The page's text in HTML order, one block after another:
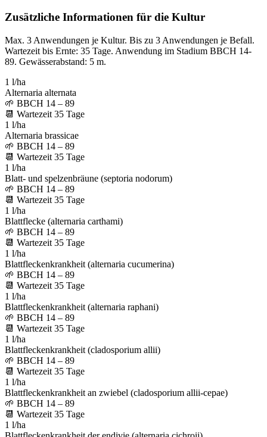
Zusätzliche Informationen für die Kultur
Max. 3 Anwendungen je Kultur. Bis zu 3 Anwendungen je Befall.
Wartezeit bis Ernte: 35 Tage. Anwendung im Stadium BBCH 14-
89. Gewässerabstand: 5 m.
1 l/ha
Alternaria alternata
🌱 BBCH 14 – 89
📆 Wartezeit 35 Tage
1 l/ha
Alternaria brassicae
🌱 BBCH 14 – 89
📆 Wartezeit 35 Tage
1 l/ha
Blatt- und spelzenbräune (septoria nodorum)
🌱 BBCH 14 – 89
📆 Wartezeit 35 Tage
1 l/ha
Blattflecke (alternaria carthami)
🌱 BBCH 14 – 89
📆 Wartezeit 35 Tage
1 l/ha
Blattfleckenkrankheit (alternaria cucumerina)
🌱 BBCH 14 – 89
📆 Wartezeit 35 Tage
1 l/ha
Blattfleckenkrankheit (alternaria raphani)
🌱 BBCH 14 – 89
📆 Wartezeit 35 Tage
1 l/ha
Blattfleckenkrankheit (cladosporium allii)
🌱 BBCH 14 – 89
📆 Wartezeit 35 Tage
1 l/ha
Blattfleckenkrankheit an zwiebel (cladosporium allii-cepae)
🌱 BBCH 14 – 89
📆 Wartezeit 35 Tage
1 l/ha